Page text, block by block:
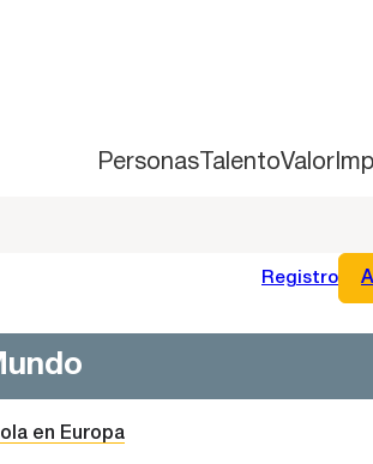
PersonasTalentoValor
Registro
en Europa